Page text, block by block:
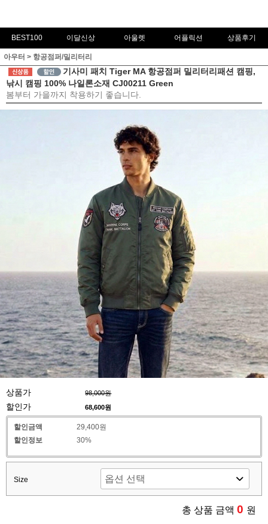
BEST100 이달신상 아울렛 어플릭션 상품후기
아우터 > 항공점퍼/밀리터리
기사미 패치 Tiger MA 항공점퍼 밀리터리패션 캠핑,
낚시 캠핑 100% 나일론소재 CJ00211 Green
봄부터 가을까지 착용하기 좋습니다.
상품가 98,000원
할인가 68,600원
할인금액
29,400원
할인정보
30%
Size
총 상품 금액 0 원